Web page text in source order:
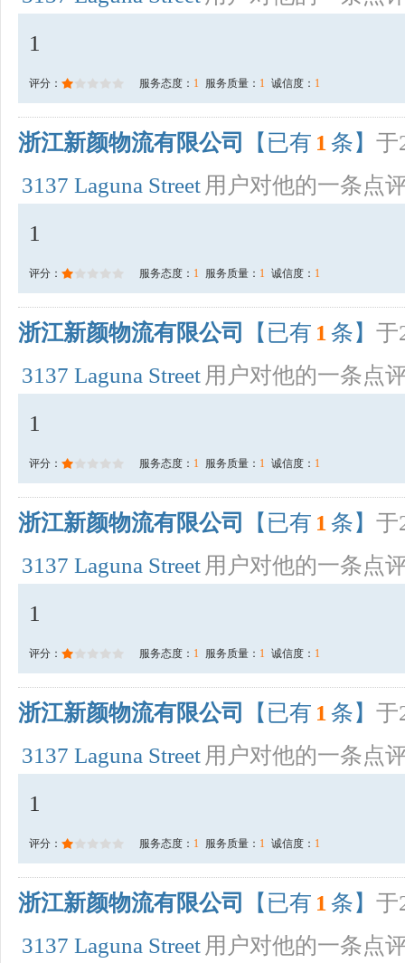
1
评分： 服务态度： 1 服务质量： 1 诚信度： 1
浙江新颜物流有限公司 【已有 1 条】 于
3137 Laguna Street 用户对他的一条点
1
评分： 服务态度： 1 服务质量： 1 诚信度： 1
浙江新颜物流有限公司 【已有 1 条】 于
3137 Laguna Street 用户对他的一条点
1
评分： 服务态度： 1 服务质量： 1 诚信度： 1
浙江新颜物流有限公司 【已有 1 条】 于
3137 Laguna Street 用户对他的一条点
1
评分： 服务态度： 1 服务质量： 1 诚信度： 1
浙江新颜物流有限公司 【已有 1 条】 于
3137 Laguna Street 用户对他的一条点
1
评分： 服务态度： 1 服务质量： 1 诚信度： 1
浙江新颜物流有限公司 【已有 1 条】 于
3137 Laguna Street 用户对他的一条点